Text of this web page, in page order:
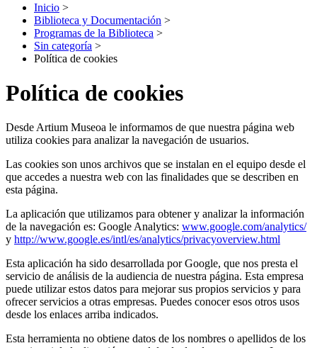
Inicio >
Biblioteca y Documentación >
Programas de la Biblioteca >
Sin categoría >
Política de cookies
Política de cookies
Desde Artium Museoa le informamos de que nuestra página web
utiliza cookies para analizar la navegación de usuarios.
Las cookies son unos archivos que se instalan en el equipo desde el
que accedes a nuestra web con las finalidades que se describen en
esta página.
La aplicación que utilizamos para obtener y analizar la información
de la navegación es: Google Analytics: www.google.com/analytics/
y http://www.google.es/intl/es/analytics/privacyoverview.html
Esta aplicación ha sido desarrollada por Google, que nos presta el
servicio de análisis de la audiencia de nuestra página. Esta empresa
puede utilizar estos datos para mejorar sus propios servicios y para
ofrecer servicios a otras empresas. Puedes conocer esos otros usos
desde los enlaces arriba indicados.
Esta herramienta no obtiene datos de los nombres o apellidos de los